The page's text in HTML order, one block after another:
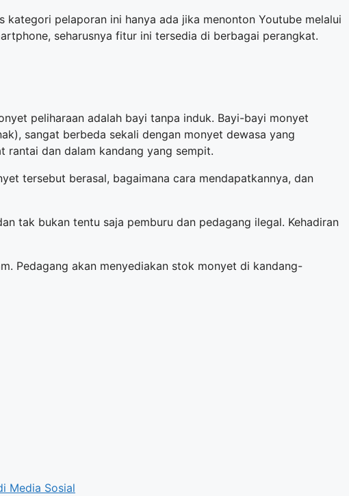
pelaporan ini hanya ada jika menonton Youtube melalui
seharusnya fitur ini tersedia di berbagai perangkat.
peliharaan adalah bayi tanpa induk. Bayi-bayi monyet
sangat berbeda sekali dengan monyet dewasa yang
dan dalam kandang yang sempit.
tersebut berasal, bagaimana cara mendapatkannya, dan
tak bukan tentu saja pemburu dan pedagang ilegal. Kehadiran
Pedagang akan menyediakan stok monyet di kandang-
Media Sosial